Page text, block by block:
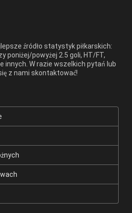
źródło statystyk piłkarskich:
poniżej/powyżej 2.5 goli, HT/FT,
innych. W razie wszelkich pytań lub
z nami skontaktować!